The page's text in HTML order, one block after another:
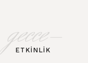
gecce-
ETKINLIK